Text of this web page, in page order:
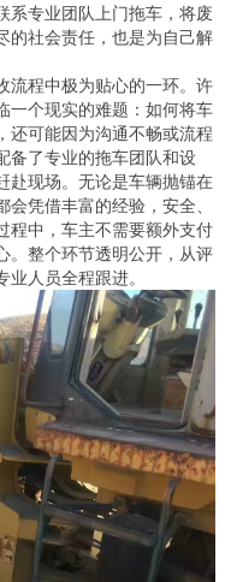
系专业团队上门拖车，将废
的社会责任，也是为自己解
流程中极为贴心的一环。许
一个现实的难题：如何将车
还可能因为沟通不畅或流程
备了专业的拖车团队和设
赴现场。无论是车辆抛锚在
凭借丰富的经验，安全、
程中，车主不需要额外支付
。整个环节透明公开，从评
人员全程跟进。